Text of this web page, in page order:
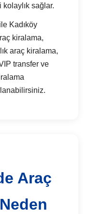
sağlar.
Kadıköy
kiralama,
araç kiralama,
transfer ve
Araç